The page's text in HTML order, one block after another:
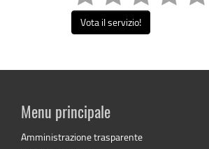
Vota il servizio!
Menu principale
Amministrazione trasparente